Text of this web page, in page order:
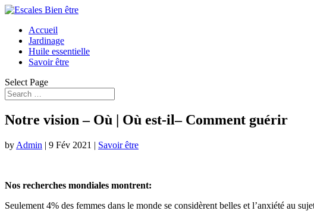
Accueil
Jardinage
Huile essentielle
Savoir être
Select Page
Notre vision – Où | Où est-il– Comment guérir
by Admin | 9 Fév 2021 | Savoir être
Nos recherches mondiales montrent:
Seulement 4% des femmes dans le monde se considèrent belles et l’anxiété au